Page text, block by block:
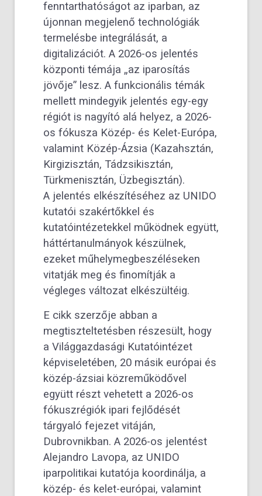
fenntarthatóságot az iparban, az
újonnan megjelenő technológiák
termelésbe integrálását, a
digitalizációt. A 2026-os jelentés
központi témája „az iparosítás
jövője” lesz. A funkcionális témák
mellett mindegyik jelentés egy-egy
régiót is nagyító alá helyez, a 2026-
os fókusza Közép- és Kelet-Európa,
valamint Közép-Ázsia (Kazahsztán,
Kirgizisztán, Tádzsikisztán,
Türkmenisztán, Üzbegisztán).
A jelentés elkészítéséhez az UNIDO
kutatói szakértőkkel és
kutatóintézetekkel működnek együtt,
háttértanulmányok készülnek,
ezeket műhelymegbeszéléseken
vitatják meg és finomítják a
végleges változat elkészültéig.
E cikk szerzője abban a
megtiszteltetésben részesült, hogy
a Világgazdasági Kutatóintézet
képviseletében, 20 másik európai és
közép-ázsiai közreműködővel
együtt részt vehetett a 2026-os
fókuszrégiók ipari fejlődését
tárgyaló fejezet vitáján,
Dubrovnikban. A 2026-os jelentést
Alejandro Lavopa, az UNIDO
iparpolitikai kutatója koordinálja, a
közép- és kelet-európai, valamint